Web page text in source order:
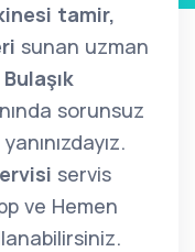
tamir,
sunan uzman
sorunsuz
servis
ve Hemen